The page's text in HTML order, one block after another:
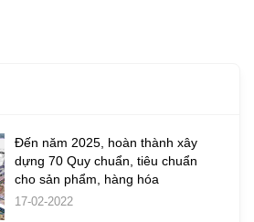
Đến năm 2025, hoàn thành xây
dựng 70 Quy chuẩn, tiêu chuẩn
cho sản phẩm, hàng hóa
17-02-2022